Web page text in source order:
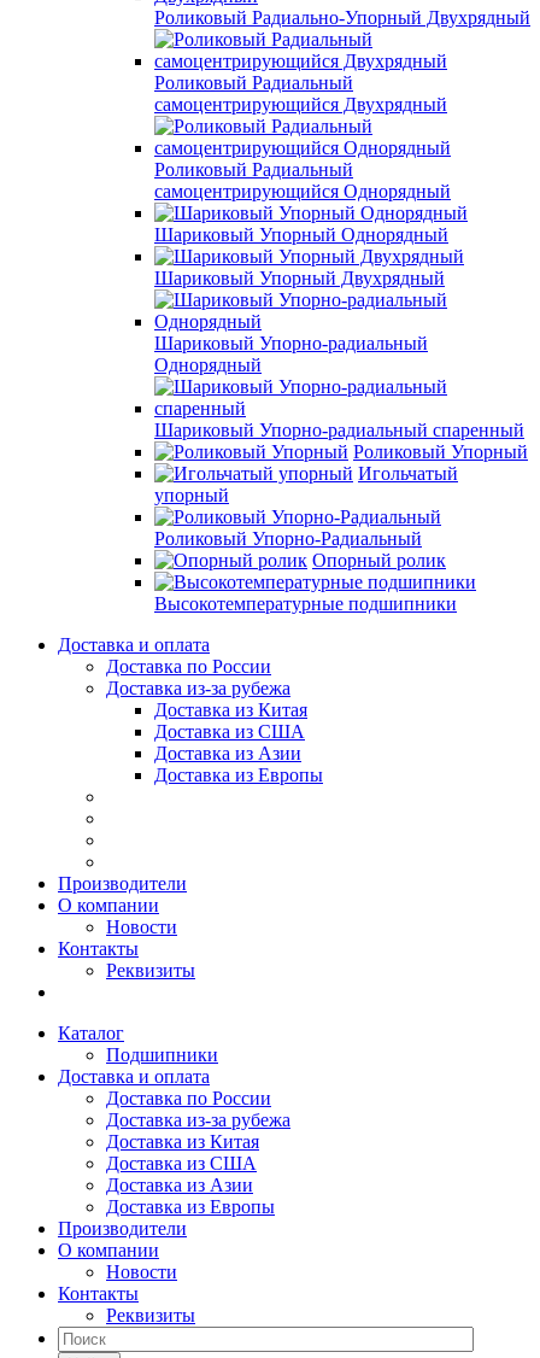
Роликовый Радиально-Упорный Двухрядный
Роликовый Радиальный
самоцентрирующийся Двухрядный
Роликовый Радиальный
самоцентрирующийся Однорядный
Шариковый Упорный Однорядный
Шариковый Упорный Двухрядный
Шариковый Упорно-радиальный
Однорядный
Шариковый Упорно-радиальный спаренный
Роликовый Упорный
Игольчатый
упорный
Роликовый Упорно-Радиальный
Опорный ролик
Высокотемпературные подшипники
Доставка и оплата
Доставка по России
Доставка из-за рубежа
Доставка из Китая
Доставка из США
Доставка из Азии
Доставка из Европы
Производители
О компании
Новости
Контакты
Реквизиты
Каталог
Подшипники
Доставка и оплата
Доставка по России
Доставка из-за рубежа
Доставка из Китая
Доставка из США
Доставка из Азии
Доставка из Европы
Производители
О компании
Новости
Контакты
Реквизиты